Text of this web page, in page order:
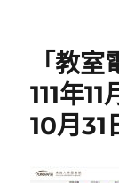
「教
111年
10月31